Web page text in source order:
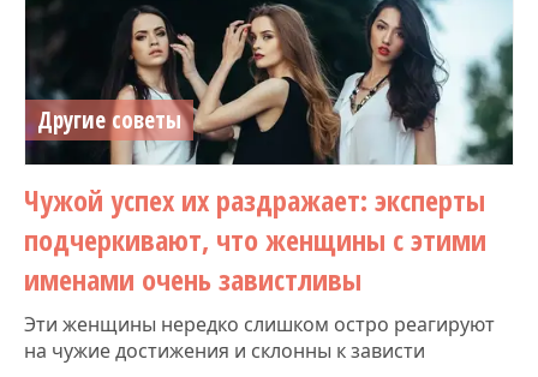
Другие советы
Чужой успех их раздражает: эксперты
подчеркивают, что женщины с этими
именами очень завистливы
Эти женщины нередко слишком остро реагируют
на чужие достижения и склонны к зависти